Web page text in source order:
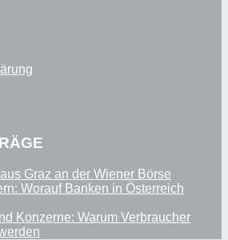
Graz an der Wiener Börse
Worauf Banken in Österreich
Konzerne: Warum Verbraucher